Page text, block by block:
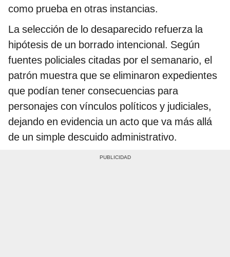
como prueba en otras instancias.
La selección de lo desaparecido refuerza la
hipótesis de un borrado intencional. Según
fuentes policiales citadas por el semanario, el
patrón muestra que se eliminaron expedientes
que podían tener consecuencias para
personajes con vínculos políticos y judiciales,
dejando en evidencia un acto que va más allá
de un simple descuido administrativo.